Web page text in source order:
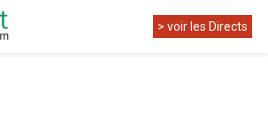
> voir les Directs